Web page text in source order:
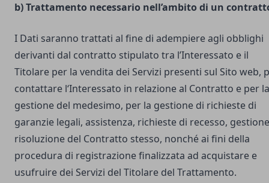
b) Trattamento necessario nell’ambito di un
I Dati saranno trattati al fine di adempiere agli obblighi
derivanti dal contratto stipulato tra l’Interessato e il
Titolare per la vendita dei Servizi presenti sul Sito web,
contattare l‘Interessato in relazione al Contratto e per la
gestione del medesimo, per la gestione di richieste di
garanzie legali, assistenza, richieste di recesso,
risoluzione del Contratto stesso, nonché ai fini della
procedura di registrazione finalizzata ad acquistare e
usufruire dei Servizi del Titolare del Trattamento.